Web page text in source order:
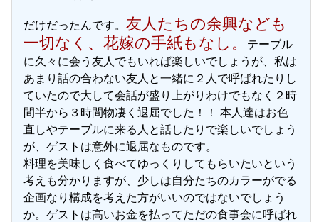
だけだったんです。 友人たちの余興なども
一切なく、花嫁の手紙もなし。
テーブル
に久々に会う友人でもいれば楽しいでしょうが、私は
あまり話の合わない友人と一緒に２人で呼ばれたりし
ていたので大して会話が盛り上がりわけでもなく２時
間半から３時間物凄く退屈でした！！ 本人達はお色
直しやテーブルに来る人と話したりで楽しいでしょう
が、ゲストは意外に退屈なものです。
料理を美味しく食べてゆっくりしてもらいたいという
考えも分かりますが、少しは自分たちのカラーがでる
企画なり構成を考えた方がいいのではないでしょう
か。ゲストは高いお金を払ってただの食事会に呼ばれ